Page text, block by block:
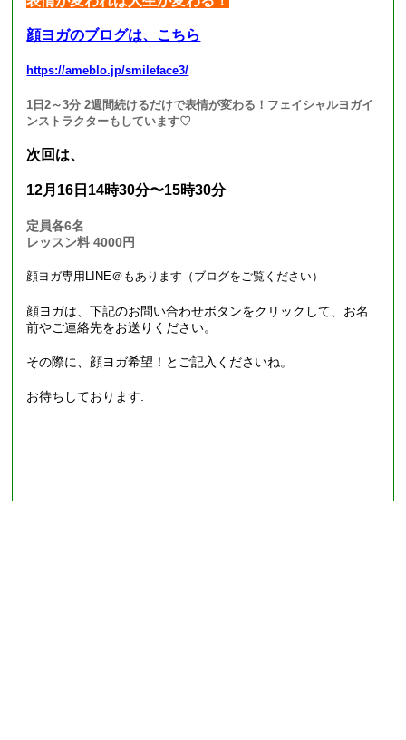
顔ヨガのブログは、こちら
https://ameblo.jp/smileface3/
1日2～3分 2週間続けるだけで表情が変わる！フェイシャルヨガイ
ンストラクターもしています♡
次回は、
12月16日14時30分〜15時30分
定員各6名
レッスン料 4000円
顔ヨガ専用LINE＠もあります（ブログをご覧ください）
顔ヨガは、下記のお問い合わせボタンをクリックして、お名
前やご連絡先をお送りください。
その際に、顔ヨガ希望！とご記入くださいね。
お待ちしております.